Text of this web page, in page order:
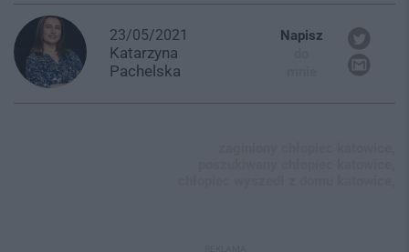
23/05/2021
Katarzyna
Pachelska
Napisz